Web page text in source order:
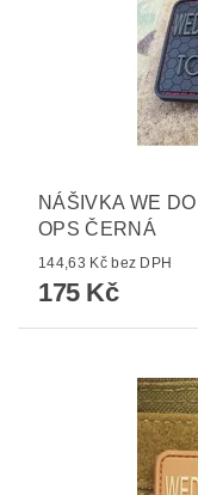
NÁŠIVKA WE
OPS ČERNÁ
144,63 Kč bez DPH
175 Kč